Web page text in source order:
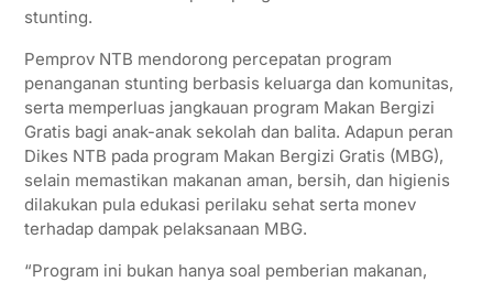
stunting.
Pemprov NTB mendorong percepatan program
penanganan stunting berbasis keluarga dan komunitas,
serta memperluas jangkauan program Makan Bergizi
Gratis bagi anak-anak sekolah dan balita. Adapun peran
Dikes NTB pada program Makan Bergizi Gratis (MBG),
selain memastikan makanan aman, bersih, dan higienis
dilakukan pula edukasi perilaku sehat serta monev
terhadap dampak pelaksanaan MBG.
“Program ini bukan hanya soal pemberian makanan,